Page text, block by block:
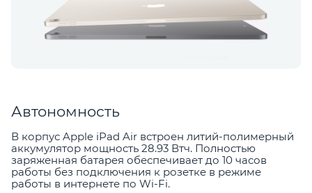
Автономность
В корпус Apple iPad Air встроен литий-полимерный
аккумулятор мощность 28.93 Втч. Полностью
заряженная батарея обеспечивает до 10 часов
работы без подключения к розетке в режиме
работы в интернете по Wi-Fi.